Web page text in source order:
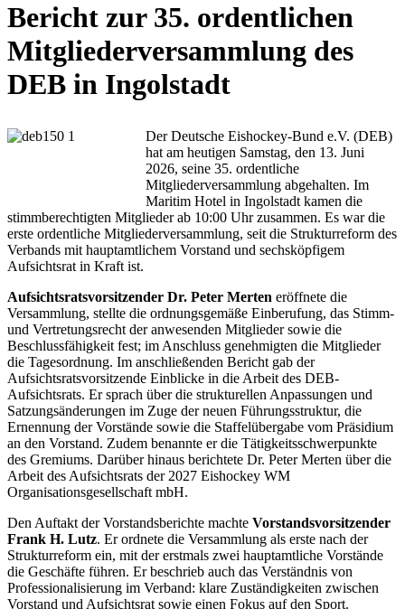
Bericht zur 35. ordentlichen
Mitgliederversammlung des
DEB in Ingolstadt
Der Deutsche Eishockey-Bund e.V. (DEB)
hat am heutigen Samstag, den 13. Juni
2026, seine 35. ordentliche
Mitgliederversammlung abgehalten. Im
Maritim Hotel in Ingolstadt kamen die
stimmberechtigten Mitglieder ab 10:00 Uhr zusammen. Es war die
erste ordentliche Mitgliederversammlung, seit die Strukturreform des
Verbands mit hauptamtlichem Vorstand und sechsköpfigem
Aufsichtsrat in Kraft ist.
Aufsichtsratsvorsitzender Dr. Peter Merten eröffnete die
Versammlung, stellte die ordnungsgemäße Einberufung, das Stimm-
und Vertretungsrecht der anwesenden Mitglieder sowie die
Beschlussfähigkeit fest; im Anschluss genehmigten die Mitglieder
die Tagesordnung. Im anschließenden Bericht gab der
Aufsichtsratsvorsitzende Einblicke in die Arbeit des DEB-
Aufsichtsrats. Er sprach über die strukturellen Anpassungen und
Satzungsänderungen im Zuge der neuen Führungsstruktur, die
Ernennung der Vorstände sowie die Staffelübergabe vom Präsidium
an den Vorstand. Zudem benannte er die Tätigkeitsschwerpunkte
des Gremiums. Darüber hinaus berichtete Dr. Peter Merten über die
Arbeit des Aufsichtsrats der 2027 Eishockey WM
Organisationsgesellschaft mbH.
Den Auftakt der Vorstandsberichte machte Vorstandsvorsitzender
Frank H. Lutz. Er ordnete die Versammlung als erste nach der
Strukturreform ein, mit der erstmals zwei hauptamtliche Vorstände
die Geschäfte führen. Er beschrieb auch das Verständnis von
Professionalisierung im Verband: klare Zuständigkeiten zwischen
Vorstand und Aufsichtsrat sowie einen Fokus auf den Sport.